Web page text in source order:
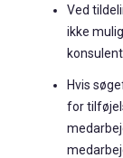
Ved
ikke
Hvis
for